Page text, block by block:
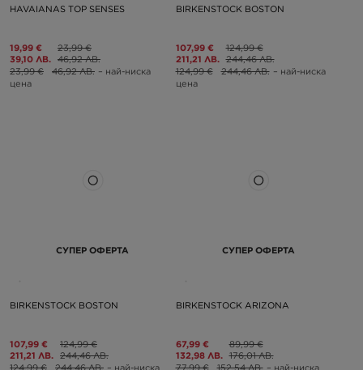
HAVAIANAS TOP SENSES
19,99 €
39,10 ЛВ.
23,99 €
46,92 ЛВ.
23,99 €
46,92 ЛВ. – най-ниска
цена
BIRKENSTOCK BOSTON
107,99 €
211,21 ЛВ.
124,99 €
244,46 ЛВ.
124,99 €
244,46 ЛВ. – най-ниска
цена
СУПЕР ОФЕРТА
BIRKENSTOCK BOSTON
107,99 €
211,21 ЛВ.
124,99 €
244,46 ЛВ.
124,99 €
244,46 ЛВ. – най-ниска
СУПЕР ОФЕРТА
BIRKENSTOCK ARIZONA
67,99 €
132,98 ЛВ.
89,99 €
176,01 ЛВ.
77,99 €
152,54 ЛВ. – най-ниска